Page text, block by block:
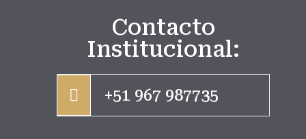
Contacto
Institucional:
+51 967 987735